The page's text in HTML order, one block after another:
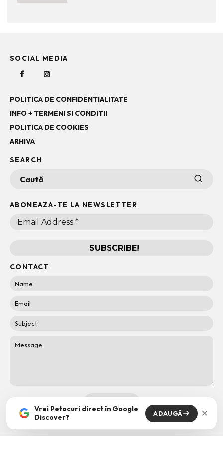
SOCIAL MEDIA
POLITICA DE CONFIDENTIALITATE
INFO + TERMENI SI CONDITII
POLITICA DE COOKIES
ARHIVA
SEARCH
ABONEAZA-TE LA NEWSLETTER
CONTACT
Vrei Petocuri direct în Google
Discover?
ADAUGĂ